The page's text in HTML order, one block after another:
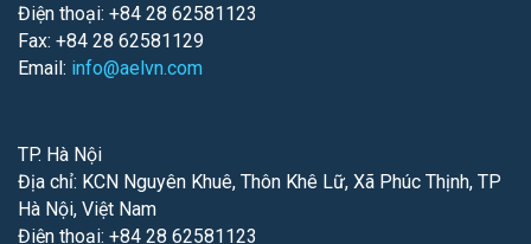
Điện thoại: +84 28 62581123
Fax: +84 28 62581129
Email: info@aelvn.com
TP. Hà Nội
Địa chỉ: KCN Nguyên Khuê, Thôn Khê Lữ, Xã Phúc Thịnh, TP
Hà Nội, Việt Nam
Điện thoại: +84 28 62581123